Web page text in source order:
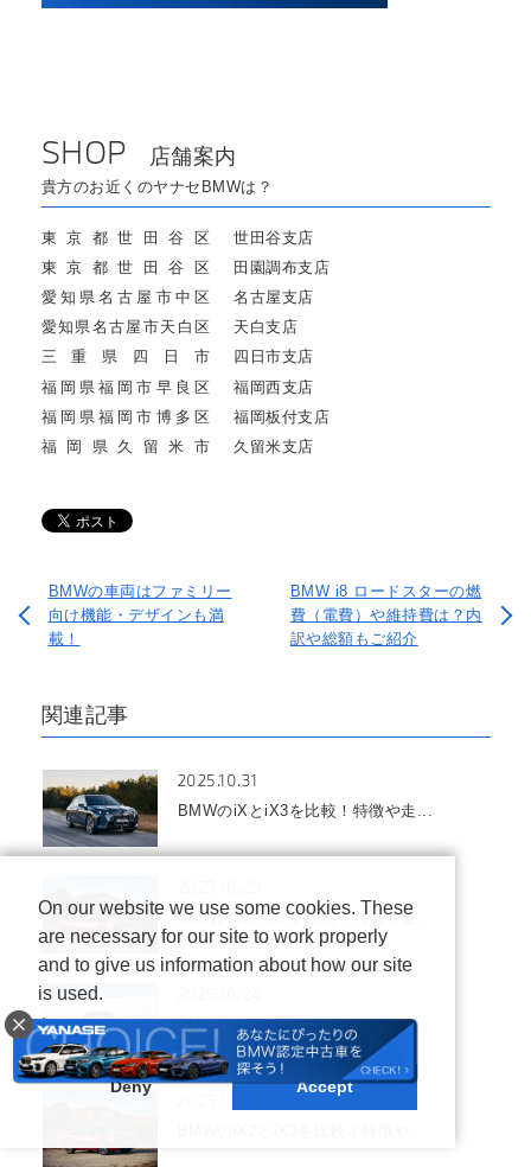
SHOP 店舗案内
貴方のお近くのヤナセBMWは？
東京都世田谷区
世田谷支店
東京都世田谷区
田園調布支店
愛知県名古屋市中区
名古屋支店
愛知県名古屋市天白区
天白支店
三重県四日市
四日市支店
福岡県福岡市早良区
福岡西支店
福岡県福岡市博多区
福岡板付支店
福岡県久留米市
久留米支店
BMWの車両はファミリー
向け機能・デザインも満
載！
BMW i8 ロードスターの燃
費（電費）や維持費は？内
訳や総額もご紹介
関連記事
2025.10.31
BMWのiXとiX3を比較！特徴や走...
BMWのiXとiX2を比較！特徴や走...
BMWのiXとiX1を比較！特徴や走...
On our website we use some cookies. These
are necessary for our site to work properly
and to give us information about how our site
is used.
Learn more
Deny Accept